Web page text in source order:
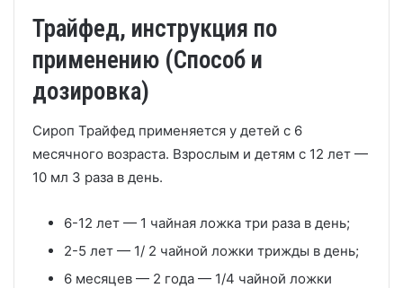
Трайфед, инструкция по
применению (Способ и
дозировка)
Сироп Трайфед применяется у детей с 6
месячного возраста. Взрослым и детям с 12 лет —
10 мл 3 раза в день.
6-12 лет — 1 чайная ложка три раза в день;
2-5 лет — 1/ 2 чайной ложки трижды в день;
6 месяцев — 2 года — 1/4 чайной ложки